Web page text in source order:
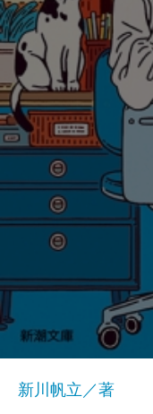
新川帆立／著